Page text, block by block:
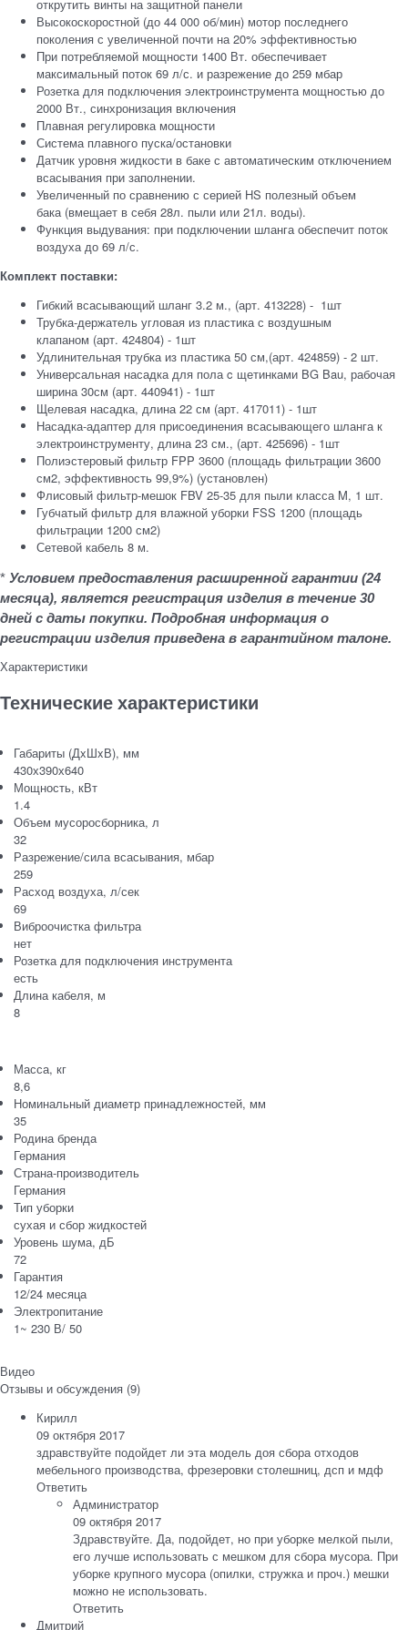
открутить винты на защитной панели
Высокоскоростной (до 44 000 об/мин) мотор последнего
поколения с увеличенной почти на 20% эффективностью
При потребляемой мощности 1400 Вт. обеспечивает
максимальный поток 69 л/с. и разрежение до 259 мбар
Розетка для подключения электроинструмента мощностью до
2000 Вт., синхронизация включения
Плавная регулировка мощности
Система плавного пуска/остановки
Датчик уровня жидкости в баке с автоматическим отключением
всасывания при заполнении.
Увеличенный по сравнению с серией HS полезный объем
бака (вмещает в себя 28л. пыли или 21л. воды).
Функция выдувания: при подключении шланга обеспечит поток
воздуха до 69 л/с.
Комплект поставки:
Гибкий всасывающий шланг 3.2 м., (арт. 413228) - 1шт
Трубка-держатель угловая из пластика с воздушным
клапаном (арт. 424804) - 1шт
Удлинительная трубка из пластика 50 см,(арт. 424859) - 2 шт.
Универсальная насадка для пола c щетинками BG Bau, рабочая
ширина 30см (арт. 440941) - 1шт
Щелевая насадка, длина 22 см (арт. 417011) - 1шт
Насадка-адаптер для присоединения всасывающего шланга к
электроинструменту, длина 23 см., (арт. 425696) - 1шт
Полиэстеровый фильтр FPP 3600 (площадь фильтрации 3600
см2, эффективность 99,9%) (установлен)
Флисовый фильтр-мешок FBV 25-35 для пыли класса M, 1 шт.
Губчатый фильтр для влажной уборки FSS 1200 (площадь
фильтрации 1200 см2)
Сетевой кабель 8 м.
* Условием предоставления расширенной гарантии (24
месяца), является регистрация изделия в течение 30
дней с даты покупки. Подробная информация о
регистрации изделия приведена в гарантийном талоне.
Характеристики
Технические характеристики
Габариты (ДxШxВ), мм
430х390х640
Мощность, кВт
1.4
Объем мусоросборника, л
32
Разрежение/сила всасывания, мбар
259
Расход воздуха, л/сек
69
Виброочистка фильтра
нет
Розетка для подключения инструмента
есть
Длина кабеля, м
8
Масса, кг
8,6
Номинальный диаметр принадлежностей, мм
35
Родина бренда
Германия
Страна-производитель
Германия
Тип уборки
сухая и сбор жидкостей
Уровень шума, дБ
72
Гарантия
12/24 месяца
Электропитание
1~ 230 В/ 50
Видео
Отзывы и обсуждения (9)
Кирилл
09 октября 2017
здравствуйте подойдет ли эта модель доя сбора отходов
мебельного производства, фрезеровки столешниц, дсп и мдф
Ответить
Администратор
09 октября 2017
Здравствуйте. Да, подойдет, но при уборке мелкой пыли,
его лучше использовать с мешком для сбора мусора. При
уборке крупного мусора (опилки, стружка и проч.) мешки
можно не использовать.
Ответить
Дмитрий